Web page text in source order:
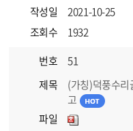
작성일
2021-10-25
조회수
1932
번호
51
제목
(가칭)덕풍수리
고
파일